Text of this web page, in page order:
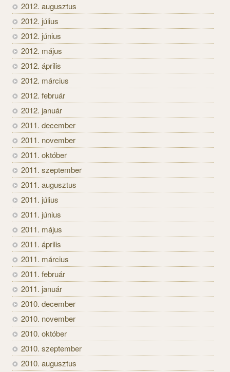
2012. augusztus
2012. július
2012. június
2012. május
2012. április
2012. március
2012. február
2012. január
2011. december
2011. november
2011. október
2011. szeptember
2011. augusztus
2011. július
2011. június
2011. május
2011. április
2011. március
2011. február
2011. január
2010. december
2010. november
2010. október
2010. szeptember
2010. augusztus